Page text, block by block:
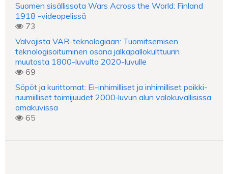
Suomen sisällissota Wars Across the World: Finland
1918 -videopelissä
73
Valvojista VAR-teknologiaan: Tuomitsemisen
teknologisoituminen osana jalkapallokulttuurin
muutosta 1800-luvulta 2020-luvulle
69
Söpöt ja kurittomat: Ei-inhimilliset ja inhimilliset poikki-
ruumiilliset toimijuudet 2000‑luvun alun valokuvallisissa
omakuvissa
65